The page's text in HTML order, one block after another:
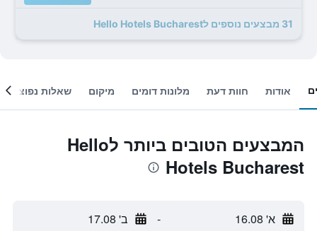
31 מבצעים נוספים לHello Hotels Bucharest
אודות חוות דעת מלונות דומים מיקום שאלות נפוצות
המבצעים הטובים ביותר לHello
Hotels Bucharest
א' 16.08 - ב' 17.08